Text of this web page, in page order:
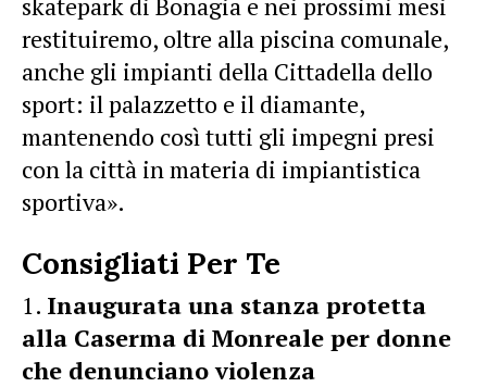
restituiremo, oltre alla piscina comunale,
anche gli impianti della Cittadella dello
sport: il palazzetto e il diamante,
mantenendo così tutti gli impegni presi
con la città in materia di impiantistica
sportiva».
Consigliati Per Te
Inaugurata una stanza protetta
alla Caserma di Monreale per donne
che denunciano violenza